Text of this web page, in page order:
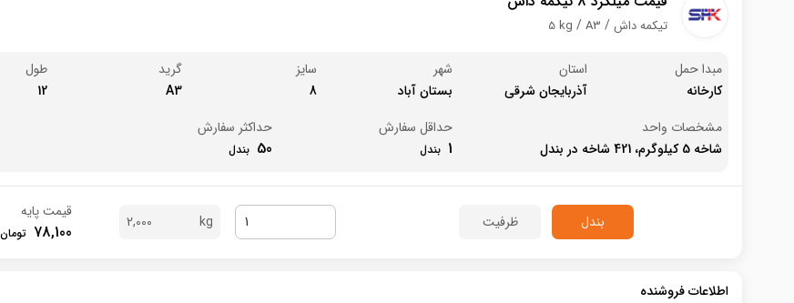
5 kg A3 تیکمه داش
مبدا حمل
کارخانه
استان
آذربایجان شرقی
شهر
بستان آباد
سایز
8
گرید
A3
طول
12
مشخصات واحد
شاخه 5 کیلوگرم، 421 شاخه در بندل
حداقل سفارش
1
حداکثر سفارش
50
بندل ظرفیت 2,000
قیمت پایه
78,100
اطلاعات فروشنده